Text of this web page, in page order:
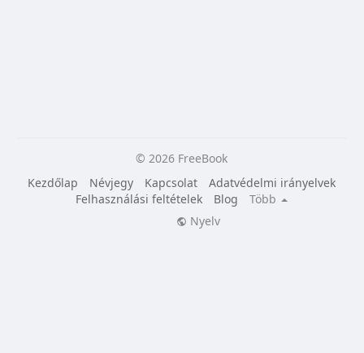
© 2026 FreeBook
Kezdőlap
Névjegy Kapcsolat
Adatvédelmi irányelvek
Felhasználási feltételek
Blog
Több
Nyelv